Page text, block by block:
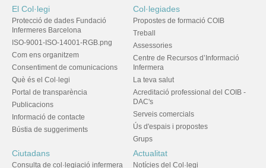
El Col·legi
Protecció de dades Fundació
Infermeres Barcelona
ISO-9001-ISO-14001-RGB.png
Com ens organitzem
Consentiment de comunicacions
Què és el Col·legi
Portal de transparència
Publicacions
Informació de contacte
Bústia de suggeriments
Col·legiades
Propostes de formació COIB
Treball
Assessories
Centre de Recursos d’Informació
Infermera
La teva salut
Acreditació professional del COIB -
DAC's
Serveis comercials
Ús d'espais i propostes
Grups
Ciutadans
Consulta de col·legiació infermera
Actualitat
Notícies del Col·legi